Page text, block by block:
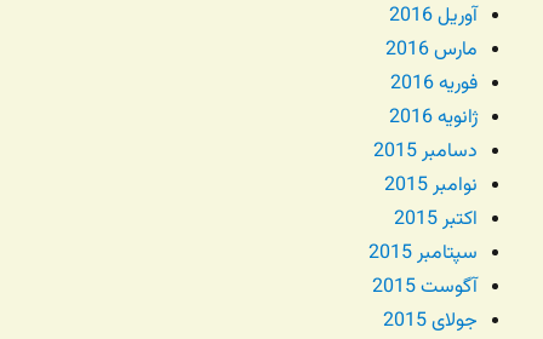
آوریل 2016
مارس 2016
فوریه 2016
ژانویه 2016
دسامبر 2015
نوامبر 2015
اکتبر 2015
سپتامبر 2015
آگوست 2015
جولای 2015